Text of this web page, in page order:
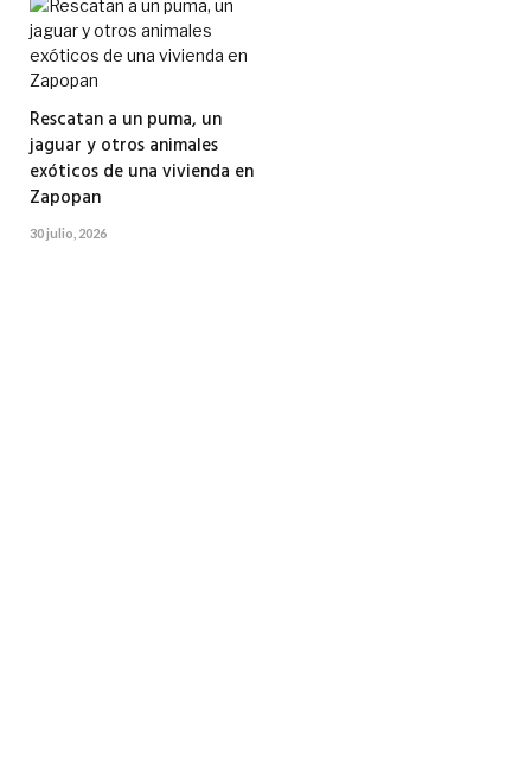
Rescatan a un puma, un
jaguar y otros animales
exóticos de una vivienda en
Zapopan
30 julio, 2026